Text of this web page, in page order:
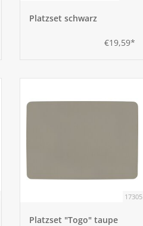
Platzset schwarz
€19,59*
17305
Platzset "Togo" taupe